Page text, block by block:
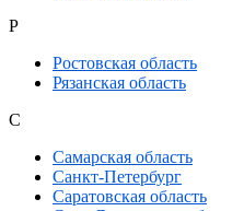
Р
Ростовская область
Рязанская область
С
Самарская область
Санкт-Петербург
Саратовская область